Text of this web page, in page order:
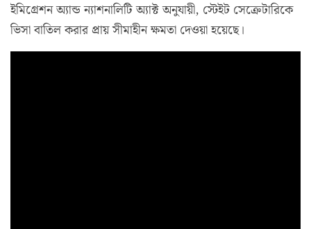
ইমিগ্রেশন অ্যান্ড ন্যাশনালিটি অ্যাক্ট অনুযায়ী, স্টেইট সেক্রেটারিকে
ভিসা বাতিল করার প্রায় সীমাহীন ক্ষমতা দেওয়া হয়েছে।